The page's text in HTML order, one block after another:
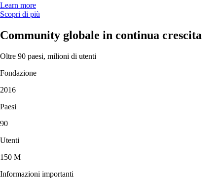
Learn more
Scopri di più
Community globale in continua crescita
Oltre 90 paesi, milioni di utenti
Fondazione
2016
Paesi
90
Utenti
150 M
Informazioni importanti